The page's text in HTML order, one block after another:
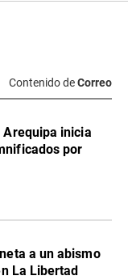
Contenido deCorreo
Arequipa inicia
por
a un abismo
La Libertad